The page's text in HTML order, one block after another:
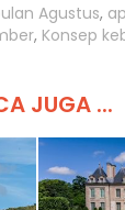
Agustus,
, Konsep
JUGA ...